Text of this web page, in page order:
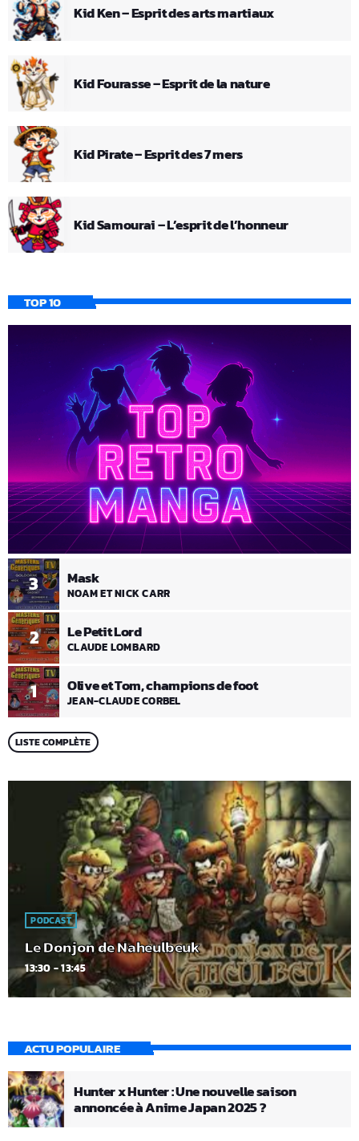
Kid Ken – Esprit des arts martiaux
Kid Fourasse – Esprit de la nature
Kid Pirate – Esprit des 7 mers
Kid Samourai – L’esprit de l’honneur
TOP 10
1 Olive et Tom, champions de foot
JEAN-CLAUDE CORBEL
2 Le Petit Lord
CLAUDE LOMBARD
3 Mask
NOAM ET NICK CARR
LISTE COMPLÈTE
PODCAST
Le Donjon de Naheulbeuk
13:30 - 13:45
ACTU POPULAIRE
Hunter x Hunter : Une nouvelle saison
annoncée à Anime Japan 2025 ?